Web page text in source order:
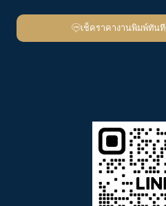
เช็คราคางานพิมพ์ทันที